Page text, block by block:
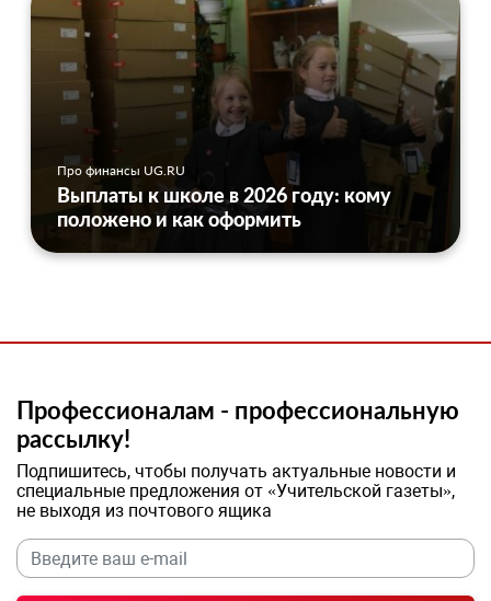
Про финансы UG.RU
Выплаты к школе в 2026 году: кому
положено и как оформить
Профессионалам - профессиональную
рассылку!
Подпишитесь, чтобы получать актуальные новости и
специальные предложения от «Учительской газеты»,
не выходя из почтового ящика